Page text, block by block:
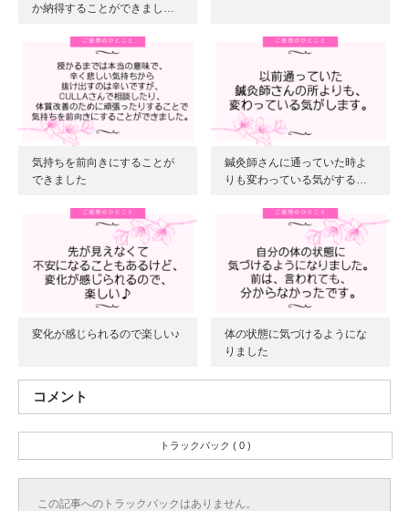
か納得することができまし…
気持ちを前向きにすることが
できました
鍼灸師さんに通っていた時よ
りも変わっている気がする…
変化が感じられるので楽しい♪
体の状態に気づけるようにな
りました
コメント
トラックバック ( 0 )
この記事へのトラックバックはありません。